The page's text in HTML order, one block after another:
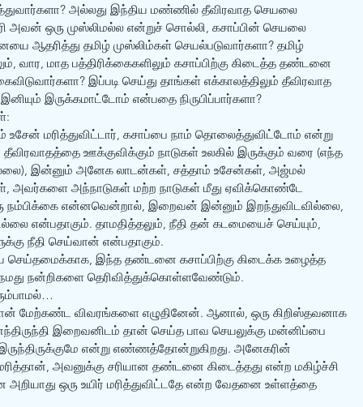
அல்லது இந்திய மண்ணில் தீவிரவாத செயலை
அவன் ஒரு முஸ்லிமல்ல என்றுச் சொல்லி, கசாப்பின் செயலை
ஆதரித்து தமிழ் முஸ்லிம்கள் செயல்படுவார்களா? தமிழ்
மாத பத்திரிக்கைகளிலும் கசாப்பிற்கு கிடைத்த தண்டனை
இப்படி செய்து தாங்கள் எக்காலத்திலும் தீவிரவாத
இருக்கமாட்டோம் என்பதை நிருபிப்பார்களா?
உசேன் மரித்துவிட்டார், கசாப்பை நாம் தொலைத்துவிட்டோம் என்று
தீவிரவாதத்தை ஊக்குவிக்கும் நாடுகள் உலகில் இருக்கும் வரை (எந்த
இன்னும் அனேக லாடன்கள், சத்தாம் உசேன்கள், அஜ்மல்
அவர்களை அந்நாடுகள் மற்ற நாடுகள் மீது ஏவிக்கொண்டே
நம்பிக்கை என்னவென்றால், இறைவன் இன்னும் இறந்துவிடவில்லை,
என்பதாகும். தாமதித்தலும், நீதி தன் கடமையைச் செய்யும்,
நீதி செய்வான் என்பதாகும்.
செய்தமைக்காக, இந்த தண்டனை கசாப்பிற்கு கிடைக்க உழைத்த
நன்றிகளை தெரிவித்துக்கொள்ளவேண்டும்.
மேற்கண்ட விவரங்களை எழுதினேன். ஆனால், ஒரு கிறிஸ்தவனாக
இறைவனிடம் தான் செய்த பாவ செயலுக்கு மன்னிப்பை
இருந்திருக்குமே என்று எண்ணத்தோன்றுகிறது. அனேகரின்
அவனுக்கு சரியான தண்டனை கிடைத்தது என்ற மகிழ்ச்சி
ஒரு உயிர் மரித்துவிட்டதே என்ற வேதனை உள்ளத்தை